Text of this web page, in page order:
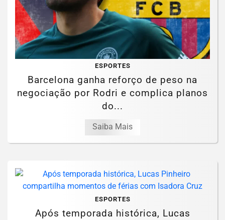
ESPORTES
Barcelona ganha reforço de peso na
negociação por Rodri e complica planos
do...
Saiba Mais
ESPORTES
Após temporada histórica, Lucas